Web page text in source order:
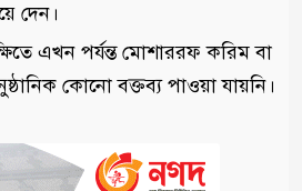
দেন।
এখন পর্যন্ত মোশাররফ করিম বা
কোনো বক্তব্য পাওয়া যায়নি।